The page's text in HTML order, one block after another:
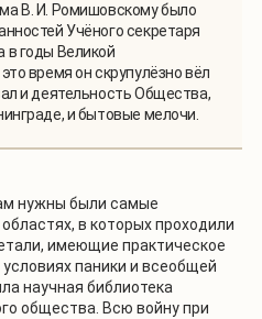
В. И. Ромишовскому было
Учёного секретаря
в годы Великой
время он скрупулёзно вёл
и деятельность Общества,
и бытовые мелочи.
нужны были самые
в которых проходили
имеющие практическое
паники и всеобщей
научная библиотека
общества. Всю войну при